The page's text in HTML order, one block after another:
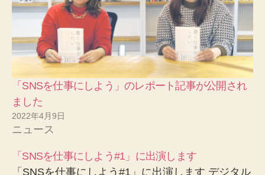
「SNSを仕事にしよう」のレポート記事が公開され
ました
2022年4月9日
ニュース
「SNSを仕事にしよう#1」に出演します
「SNSを仕事にしよう#1」に出演します デジタル